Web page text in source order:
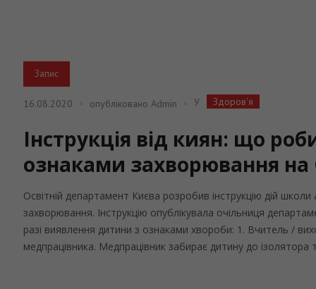
Запис
16.08.2020 опубліковано Admin У Здоров'я
Інструкція від киян: що
ознаками захворювання на
Освітній департамент Києва розробив інструкцію дій
захворювання. Інструкцію опублікувала очільниця
разі виявлення дитини з ознаками хвороби: 1. Вчитель /
медпрацівника. Медпрацівник забирає дитину до ізолятора